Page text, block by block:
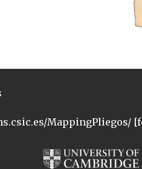
MappingPliegos/